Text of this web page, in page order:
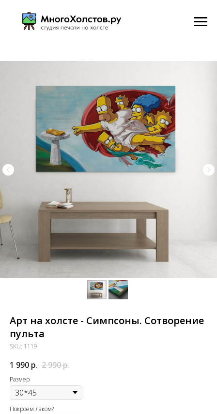
Арт на холсте - Симпсоны. Сотворение
пульта
SKU: 1119
1 990 р. 2 990р.
Размер
Покроем лаком?